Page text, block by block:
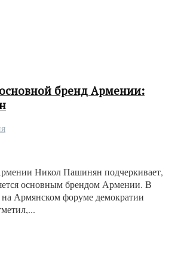
бренд Армении:
Никол Пашинян подчеркивает,
основным брендом Армении. В
Армянском форуме демократии